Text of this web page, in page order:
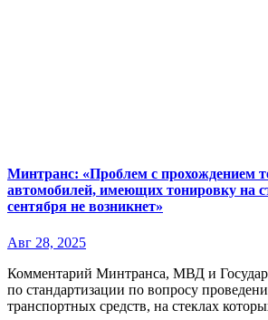
Минтранс: «Проблем с прохождением
автомобилей, имеющих тонировку на
сентября не возникнет»
Авг 28, 2025
Комментарий Минтранса, МВД и Государственного комитета
по стандартизации по вопросу
транспортных средств, на стеклах